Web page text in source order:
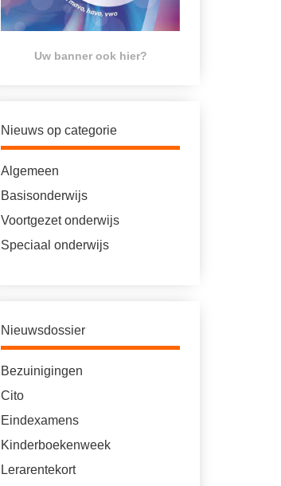
Uw banner ook hier?
Nieuws op categorie
Algemeen
Basisonderwijs
Voortgezet onderwijs
Speciaal onderwijs
Nieuwsdossier
Bezuinigingen
Cito
Eindexamens
Kinderboekenweek
Lerarentekort